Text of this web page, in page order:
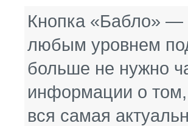
Кнопка «Бабло» —
любым уровнем
больше не нужно
информации о том,
вся самая